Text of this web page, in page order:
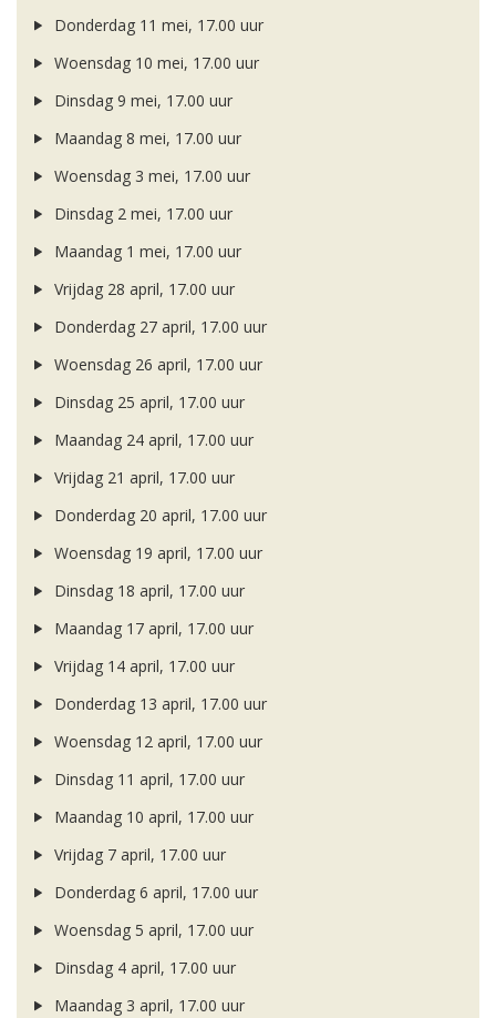
Donderdag 11 mei, 17.00 uur
Woensdag 10 mei, 17.00 uur
Dinsdag 9 mei, 17.00 uur
Maandag 8 mei, 17.00 uur
Woensdag 3 mei, 17.00 uur
Dinsdag 2 mei, 17.00 uur
Maandag 1 mei, 17.00 uur
Vrijdag 28 april, 17.00 uur
Donderdag 27 april, 17.00 uur
Woensdag 26 april, 17.00 uur
Dinsdag 25 april, 17.00 uur
Maandag 24 april, 17.00 uur
Vrijdag 21 april, 17.00 uur
Donderdag 20 april, 17.00 uur
Woensdag 19 april, 17.00 uur
Dinsdag 18 april, 17.00 uur
Maandag 17 april, 17.00 uur
Vrijdag 14 april, 17.00 uur
Donderdag 13 april, 17.00 uur
Woensdag 12 april, 17.00 uur
Dinsdag 11 april, 17.00 uur
Maandag 10 april, 17.00 uur
Vrijdag 7 april, 17.00 uur
Donderdag 6 april, 17.00 uur
Woensdag 5 april, 17.00 uur
Dinsdag 4 april, 17.00 uur
Maandag 3 april, 17.00 uur